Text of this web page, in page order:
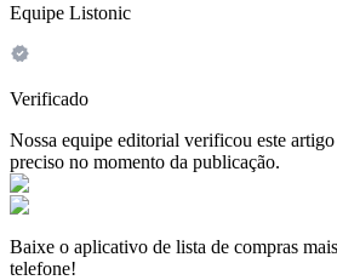
Equipe Listonic
Verificado
Nossa equipe editorial verificou este
preciso no momento da publicação.
Baixe o aplicativo de lista de compras
telefone!